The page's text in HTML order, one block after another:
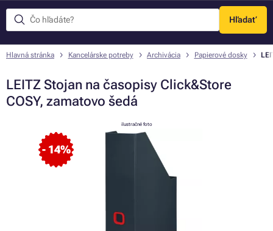
Hľadať
Menu
Hlavná stránka Kancelárske potreby Archivácia Papierové dosky
LEITZ Stojan na časopisy Click&Store
COSY, zamatovo šedá
- 14%
ilustračné foto